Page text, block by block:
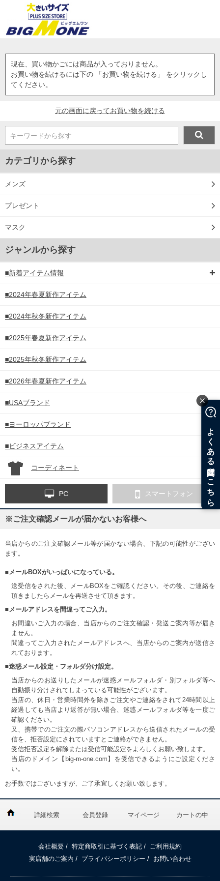
現在、買い物かごには商品が入っておりません。
お買い物を続けるには下の 「お買い物を続ける」 をクリックし
てください。
元の画面に戻ってお買い物を続ける
キーワードから探す
カテゴリから探す
メンズ
プレゼント
マスク
ジャンルから探す
■新着アイテム情報
■2024年春夏新作アイテム
■2024年秋冬新作アイテム
■2025年春夏新作アイテム
■2025年秋冬新作アイテム
■2026年春夏新作アイテム
■USAブランド
■ヨーロッパブランド
■ビジネスアイテム
コーディネート
PC スマートフォン
※ご注文確認メールが届かないお客様へ
当店からのご注文確認メール等が届かない場合、下記の可能性がござい
ます。
■メールBOXがいっぱいになっている。
送受信をされた後、メールBOXをご確認ください。その後、ご連絡を
頂きましたらメールを再送させて頂きます。
■メールアドレスを間違ってご入力。
お間違いご入力の場合、当店からのご注文確認・発送ご案内等が届き
ません。
間違ってご入力されたメールアドレスへ、当店からのご案内が送信さ
れております。
■迷惑メール設定・フォルダ分け設定。
当店からのお送りしたメールが迷惑メールフォルダ・別フォルダ等へ
自動振り分けされてしまっている可能性がございます。
当店の、休日・営業時間外を除きご注文やご連絡をされて24時間以上
経過しても当店より返答が無い場合、迷惑メールフォルダ等を一度ご
確認ください。
又、携帯でのご注文の際パソコンアドレスから送信されたメールの受
信を、拒否設定にされていますとご連絡ができません。
受信拒否設定を解除または受信可能設定をよろしくお願い致します。
当店のドメイン【big-m-one.com】を受信できるようにご設定くださ
い。
お手数ではございますが、ご了承宜しくお願い致します。
詳細検索 会員登録 マイページ カートの中
会社概要 / 特定商取引に基づく表記 /
ご利用規約
実店舗のご案内 / プライバシーポリシー / お問い合わせ